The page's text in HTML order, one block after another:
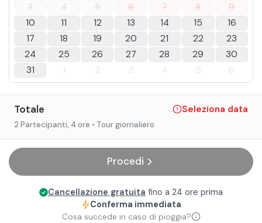
3
4 5 6 7 8
9
10
11 12 13 14 15
16
17
18 19 20 21 22
23
24
25 26 27 28 29
30
31
1 2 3 4 5 6
Totale Seleziona data
2 Partecipanti, 4 ore • Tour giornaliero
Procedi
Cancellazione gratuita fino a 24 ore prima
Conferma immediata
Cosa succede in caso di pioggia?